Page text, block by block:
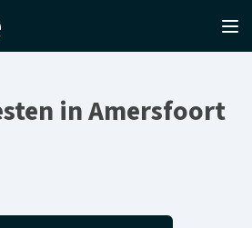
in Amersfoort